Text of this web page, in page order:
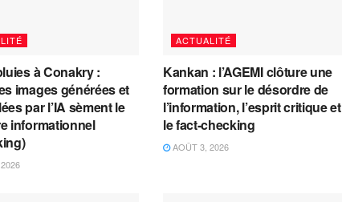
à Conakry :
images générées et
par l’IA sèment le
informationnel
ACTUALITÉ
Kankan : l’AGEMI clôture une
formation sur le désordre de
l’information, l’esprit critique et
le fact-checking
AOÛT 3, 2026